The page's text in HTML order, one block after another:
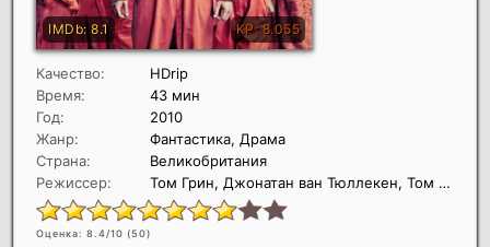
Качество:
HDrip
Время:
43 мин
Год:
2010
Жанр:
Фантастика, Драма
Страна:
Великобритания
Режиссер:
Том Грин, Джонатан ван Тюллекен, Том Харпер
Оценка: 8.4/10 (50)